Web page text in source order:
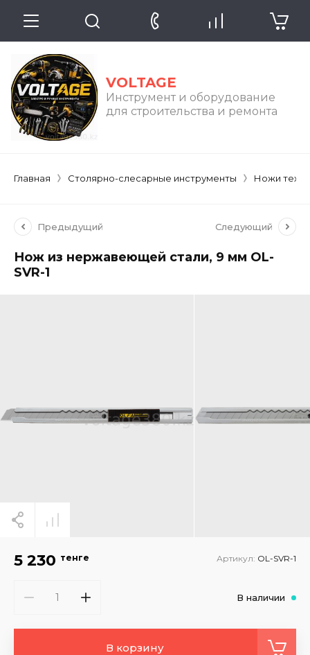
VOLTAGE
Инструмент и оборудование
для строительства и ремонта
Главная Столярно-слесарные инструменты Ножи
Предыдущий Следующий
Нож из нержавеющей стали, 9 мм OL-
SVR-1
5 230 тенге Артикул: OL-SVR-1
В наличии
В корзину